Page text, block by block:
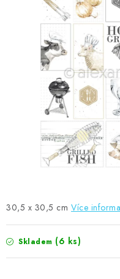
FOTORECENZE
MOJE OBJEDNÁVKA
ZNAČKY
Kontakty
Hodnocení obchodu
Podmínky ochrany osobních
Jak nakupovat
30,5 x 30,5 cm Více
Skladem (6 ks)